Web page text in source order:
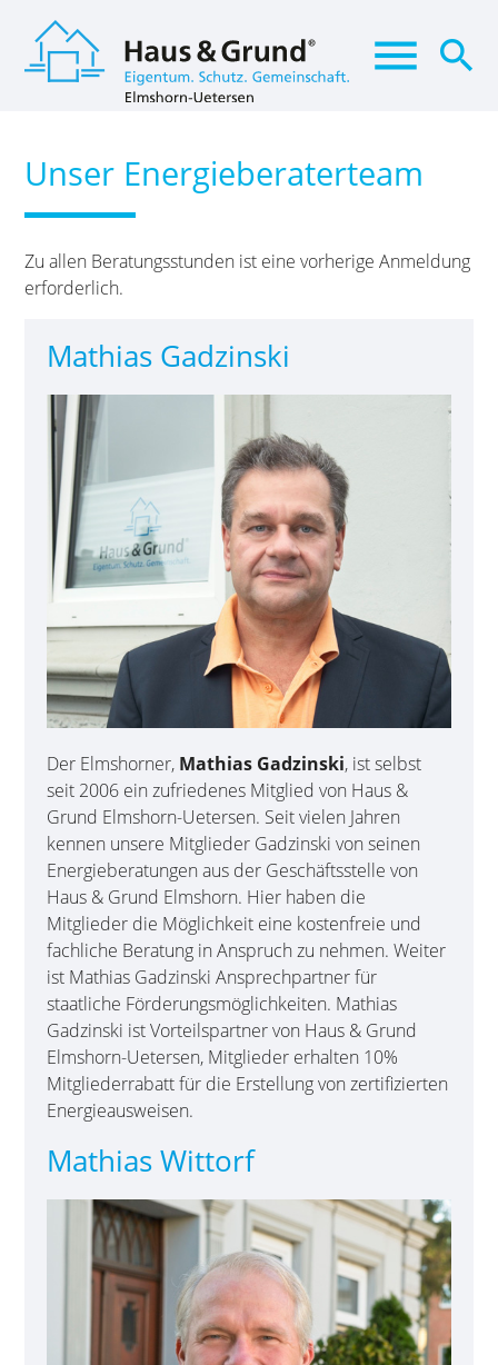
menu search
Suchbegriffe SUCHEN
Unser Energieberaterteam
Zu allen Beratungsstunden ist eine vorherige Anmeldung
erforderlich.
Mathias Gadzinski
Der Elmshorner, Mathias Gadzinski, ist selbst
seit 2006 ein zufriedenes Mitglied von Haus &
Grund Elmshorn-Uetersen. Seit vielen Jahren
kennen unsere Mitglieder Gadzinski von seinen
Energie­beratungen aus der Geschäfts­stelle von
Haus & Grund Elms­horn. Hier haben die
Mitglieder die Mög­lich­keit eine kostenfreie und
fachliche Beratung in Anspruch zu nehmen. Weiter
ist Mathias Gadzinski Ansprech­partner für
staatliche Förde­rungs­möglichkeiten. Mathias
Gadzinski ist Vorteils­partner von Haus & Grund
Elmshorn-Uetersen, Mitglieder erhalten 10%
Mitgliederrabatt für die Erstellung von zertifizierten
Energieausweisen.
Mathias Wittorf